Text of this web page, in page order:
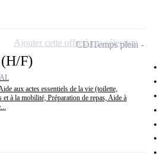
F)
aux actes essentiels de la vie (toilette,
à la mobilité, Préparation de repas, Aide à
CDITemps plein
Ajouter cette offre à ma sélection